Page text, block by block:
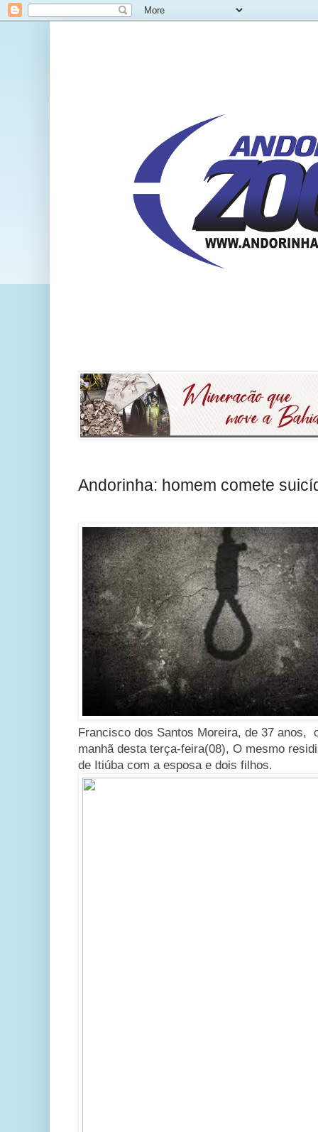
Andorinha: homem comete
Francisco dos Santos Moreira, de 37 anos,
manhã desta terça-feira(08), O mesmo
de Itiúba com a esposa e dois filhos.